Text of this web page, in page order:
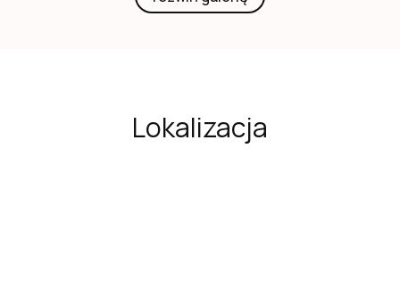
Lokalizacja